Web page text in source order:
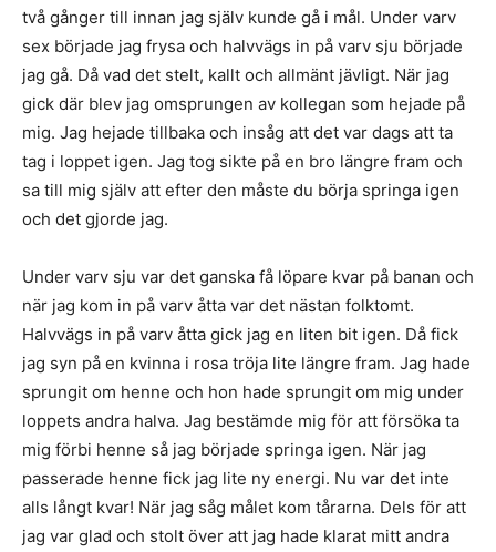
två gånger till innan jag själv kunde gå i mål. Under varv
sex började jag frysa och halvvägs in på varv sju började
jag gå. Då vad det stelt, kallt och allmänt jävligt. När jag
gick där blev jag omsprungen av kollegan som hejade på
mig. Jag hejade tillbaka och insåg att det var dags att ta
tag i loppet igen. Jag tog sikte på en bro längre fram och
sa till mig själv att efter den måste du börja springa igen
och det gjorde jag.
Under varv sju var det ganska få löpare kvar på banan och
när jag kom in på varv åtta var det nästan folktomt.
Halvvägs in på varv åtta gick jag en liten bit igen. Då fick
jag syn på en kvinna i rosa tröja lite längre fram. Jag hade
sprungit om henne och hon hade sprungit om mig under
loppets andra halva. Jag bestämde mig för att försöka ta
mig förbi henne så jag började springa igen. När jag
passerade henne fick jag lite ny energi. Nu var det inte
alls långt kvar! När jag såg målet kom tårarna. Dels för att
jag var glad och stolt över att jag hade klarat mitt andra